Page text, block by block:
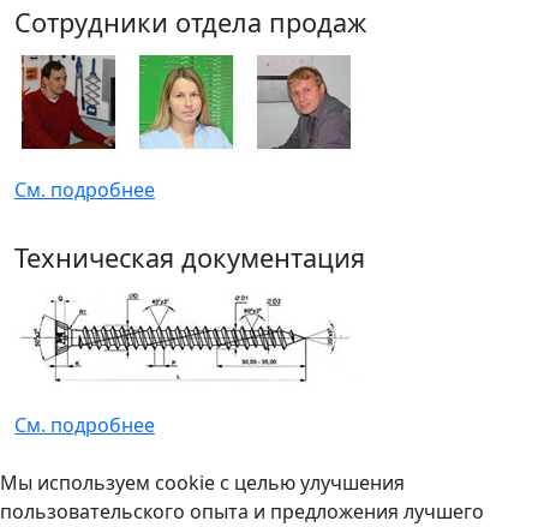
Сотрудники отдела продаж
См. подробнее
Техническая документация
См. подробнее
Мы используем cookie с целью улучшения
пользовательского опыта и предложения лучшего